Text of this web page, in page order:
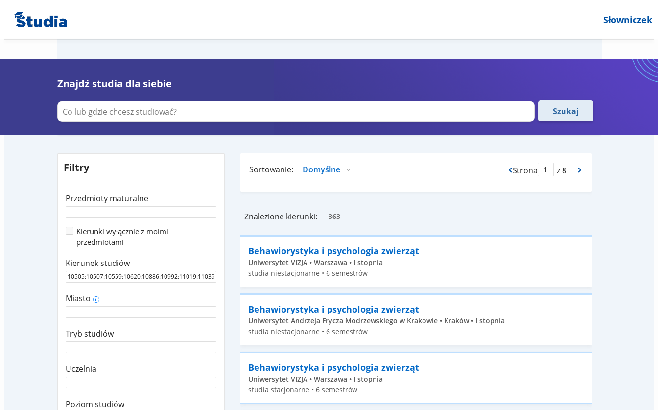
Słowniczek
Znajdź studia dla siebie
Szukaj
Filtry
Przedmioty maturalne
Kierunki wyłącznie z moimi
przedmiotami
Kierunek studiów
Miasto i
Tryb studiów
Uczelnia
Poziom studiów
Sortowanie: Strona z 8
Znalezione kierunki: 363
Behawiorystyka i psychologia zwierząt
Uniwersytet VIZJA • Warszawa • I stopnia
studia niestacjonarne • 6 semestrów
Behawiorystyka i psychologia zwierząt
Uniwersytet Andrzeja Frycza Modrzewskiego w Krakowie • Kraków • I stopnia
studia niestacjonarne • 6 semestrów
Behawiorystyka i psychologia zwierząt
Uniwersytet VIZJA • Warszawa • I stopnia
studia stacjonarne • 6 semestrów